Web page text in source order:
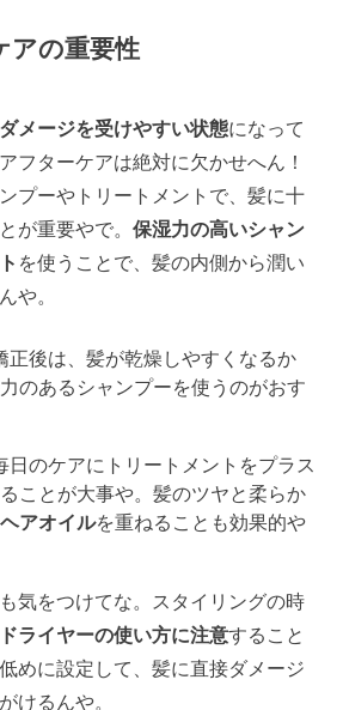
アの重要性
ダメージを受けやすい状態になって
フターケアは絶対に欠かせへん！
プーやトリートメントで、髪に十
が重要やで。保湿力の高いシャン
を使うことで、髪の内側から潤い
や。
正後は、髪が乾燥しやすくなるか
のあるシャンプーを使うのがおす
日のケアにトリートメントをプラス
ことが大事や。髪のツヤと柔らか
ヘアオイルを重ねることも効果的や
気をつけてな。スタイリングの時
ライヤーの使い方に注意すること
めに設定して、髪に直接ダメージ
けるんや。